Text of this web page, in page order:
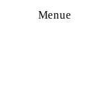
Menue